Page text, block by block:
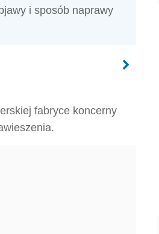
i sposób naprawy
fabryce koncerny